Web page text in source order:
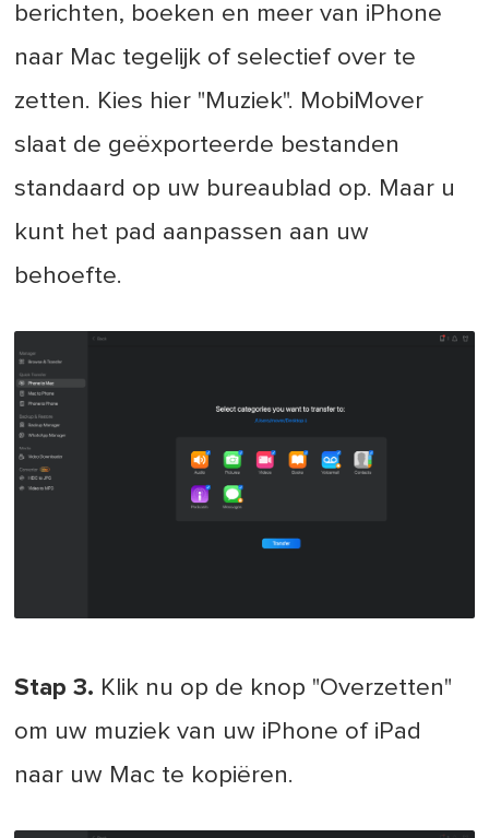
berichten, boeken en meer van iPhone
naar Mac tegelijk of selectief over te
zetten. Kies hier "Muziek". MobiMover
slaat de geëxporteerde bestanden
standaard op uw bureaublad op. Maar u
kunt het pad aanpassen aan uw
behoefte.
Stap 3. Klik nu op de knop "Overzetten"
om uw muziek van uw iPhone of iPad
naar uw Mac te kopiëren.